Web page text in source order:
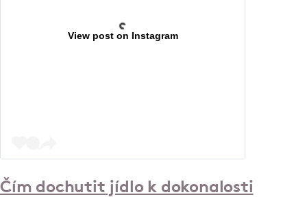
View post on Instagram
Čím dochutit jídlo k dokonalosti